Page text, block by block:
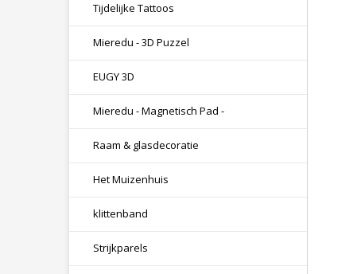
Tijdelijke Tattoos
Mieredu - 3D Puzzel
EUGY 3D
Mieredu - Magnetisch Pad -
Raam & glasdecoratie
Het Muizenhuis
klittenband
Strijkparels